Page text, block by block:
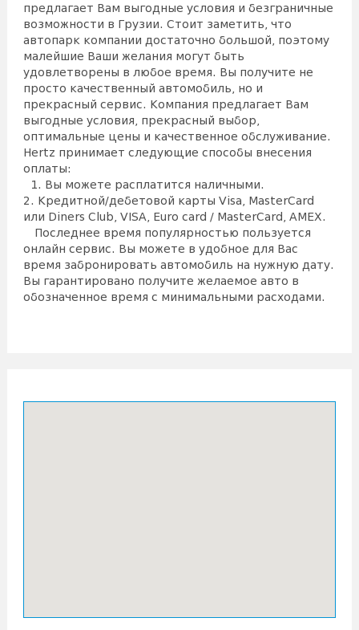
предлагает Вам выгодные условия и безграничные
возможности в Грузии. Стоит заметить, что
автопарк компании достаточно большой, поэтому
малейшие Ваши желания могут быть
удовлетворены в любое время. Вы получите не
просто качественный автомобиль, но и
прекрасный сервис. Компания предлагает Вам
выгодные условия, прекрасный выбор,
оптимальные цены и качественное обслуживание.
Hertz принимает следующие способы внесения
оплаты:
1. Вы можете расплатится наличными.
2. Кредитной/дебетовой карты Visa, MasterCard
или Diners Club, VISA, Euro card / MasterCard, AMEX.
Последнее время популярностью пользуется
онлайн сервис. Вы можете в удобное для Вас
время забронировать автомобиль на нужную дату.
Вы гарантировано получите желаемое авто в
обозначенное время с минимальными расходами.